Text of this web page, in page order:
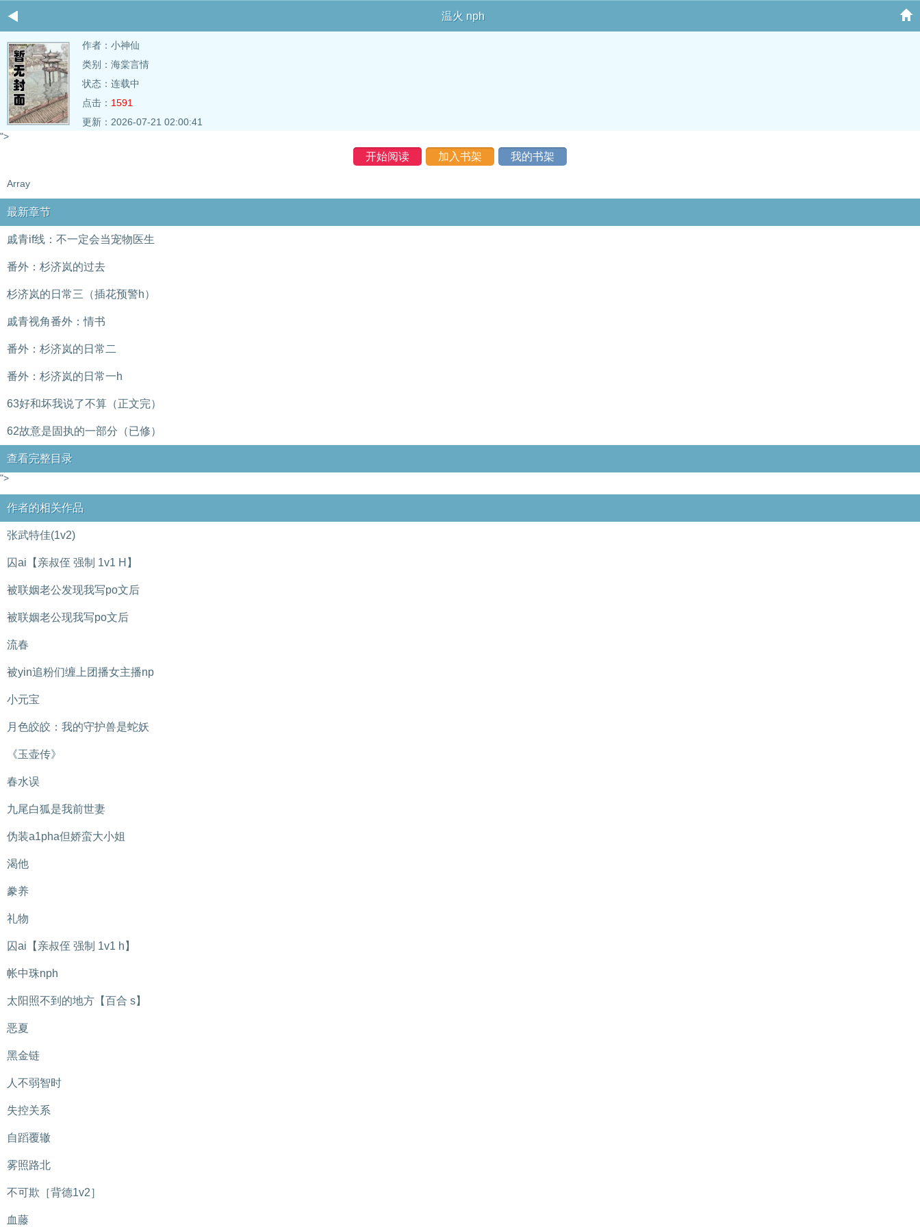
温火 nph
作者： 小神仙
类别：海棠言情
状态：连载中
点击： 1591
更新：2026-07-21 02:00:41
">
开始阅读 加入书架 我的书架
Array
最新章节
戚青if线：不一定会当宠物医生
番外：杉济岚的过去
杉济岚的日常三（插花预警h）
戚青视角番外：情书
番外：杉济岚的日常二
番外：杉济岚的日常一h
63好和坏我说了不算（正文完）
62故意是固执的一部分（已修）
查看完整目录
">
作者的相关作品
张武特佳(1v2)
囚ai【亲叔侄 强制 1v1 H】
被联姻老公发现我写po文后
被联姻老公现我写po文后
流春
被yin追粉们缠上团播女主播np
小元宝
月色皎皎：我的守护兽是蛇妖
《玉壶传》
春水误
九尾白狐是我前世妻
伪装a1pha但娇蛮大小姐
渴他
豢养
礼物
囚ai【亲叔侄 强制 1v1 h】
帐中珠nph
太阳照不到的地方【百合 s】
恶夏
黑金链
人不弱智时
失控关系
自蹈覆辙
雾照路北
不可欺［背德1v2］
血藤